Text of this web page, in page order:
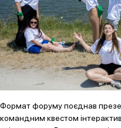
Формат форуму поєднав
командним квестом